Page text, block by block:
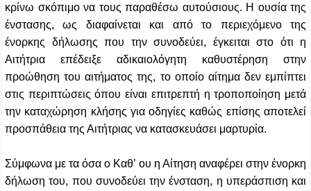
κρίνω σκόπιμο να τους παραθέσω αυτούσιους. Η ουσία της
ένστασης, ως διαφαίνεται και από το περιεχόμενο της
ένορκης δήλωσης που την συνοδεύει, έγκειται στο ότι η
Αιτήτρια επέδειξε αδικαιολόγητη καθυστέρηση στην
προώθηση του αιτήματος της, το οποίο αίτημα δεν εμπίπτει
στις περιπτώσεις όπου είναι επιτρεπτή η τροποποίηση μετά
την καταχώρηση κλήσης για οδηγίες καθώς επίσης αποτελεί
προσπάθεια της Αιτήτριας να κατασκευάσει μαρτυρία.
Σύμφωνα με τα όσα ο Καθ’ ου η Αίτηση αναφέρει στην ένορκη
δήλωση του, που συνοδεύει την ένσταση, η υπεράσπιση και